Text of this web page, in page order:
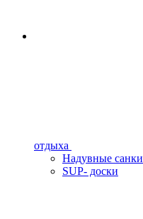
отдыха
Надувные санки
SUP- доски